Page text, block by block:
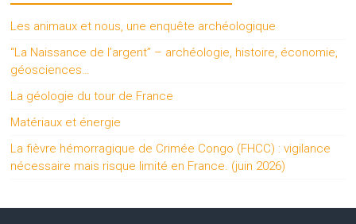
Les animaux et nous, une enquête archéologique
“La Naissance de l’argent” – archéologie, histoire, économie,
géosciences…
La géologie du tour de France
Matériaux et énergie
La fièvre hémorragique de Crimée Congo (FHCC) : vigilance
nécessaire mais risque limité en France. (juin 2026)